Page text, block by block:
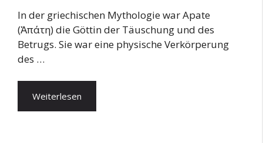
In der griechischen Mythologie war Apate
(Ἀπάτη) die Göttin der Täuschung und des
Betrugs. Sie war eine physische Verkörperung
des …
Weiterlesen